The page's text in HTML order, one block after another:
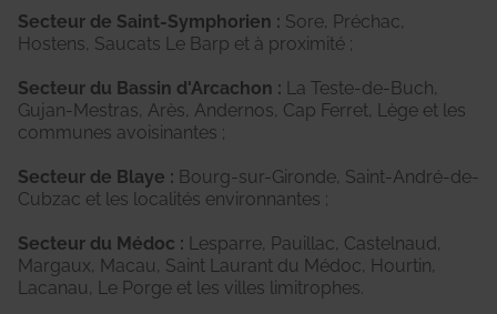
Secteur de Saint-Symphorien : Sore, Préchac,
Hostens, Saucats Le Barp et à proximité ;
Secteur du Bassin d'Arcachon : La Teste-de-Buch,
Gujan-Mestras, Arès, Andernos, Cap Ferret, Lège et les
communes avoisinantes ;
Secteur de Blaye : Bourg-sur-Gironde, Saint-André-de-
Cubzac et les localités environnantes ;
Secteur du Médoc : Lesparre, Pauillac, Castelnaud,
Margaux, Macau, Saint Laurant du Médoc, Hourtin,
Lacanau, Le Porge et les villes limitrophes.